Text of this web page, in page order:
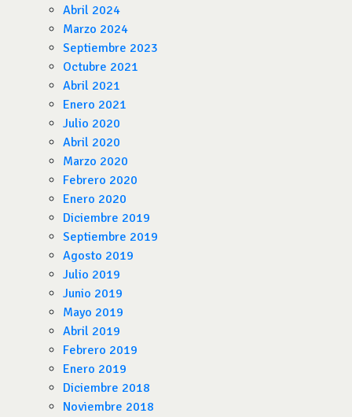
Abril 2024
Marzo 2024
Septiembre 2023
Octubre 2021
Abril 2021
Enero 2021
Julio 2020
Abril 2020
Marzo 2020
Febrero 2020
Enero 2020
Diciembre 2019
Septiembre 2019
Agosto 2019
Julio 2019
Junio 2019
Mayo 2019
Abril 2019
Febrero 2019
Enero 2019
Diciembre 2018
Noviembre 2018